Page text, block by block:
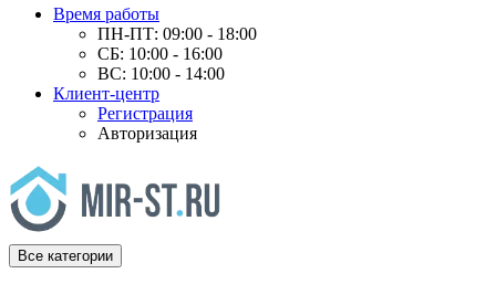
Время работы
ПН-ПТ: 09:00 - 18:00
СБ: 10:00 - 16:00
ВС: 10:00 - 14:00
Клиент-центр
Регистрация
Авторизация
Все категории